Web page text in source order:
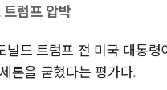
럼프 압박
드 트럼프 전 미국 대통
론을 굳혔다는 평가다.